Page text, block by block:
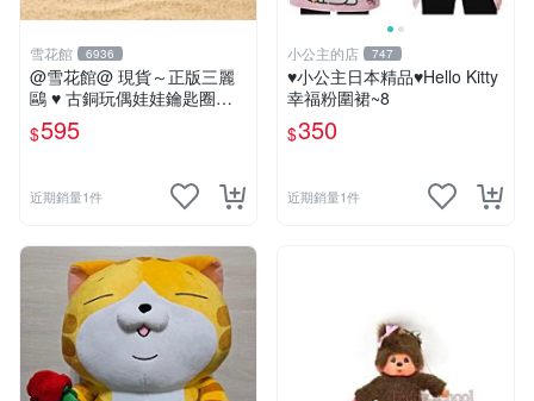
雪花館 6936
@雪花館@ 現貨～正版三麗
鷗 ♥ 古銅玩偶娃娃鑰匙圈掛
飾
$595
近期銷量1件
小公主的店 747
♥小公主日本精品♥Hello Kitty
幸福粉圍裙~8
$350
近期銷量1件